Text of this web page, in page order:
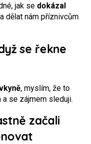
jak se dokázal
a dělat nám příznivcům
se řekne
, myslím, že to
se zájmem sleduji.
začali